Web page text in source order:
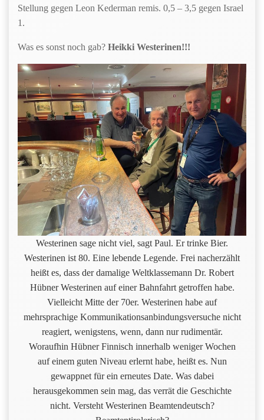
Stellung gegen Leon Kederman remis. 0,5 – 3,5 gegen Israel
1.
Was es sonst noch gab? Heikki Westerinen!!!
Westerinen sage nicht viel, sagt Paul. Er trinke Bier.
Westerinen ist 80. Eine lebende Legende. Frei nacherzählt
heißt es, dass der damalige Weltklassemann Dr. Robert
Hübner Westerinen auf einer Bahnfahrt getroffen habe.
Vielleicht Mitte der 70er. Westerinen habe auf
mehrsprachige Kommunikationsanbindungsversuche nicht
reagiert, wenigstens, wenn, dann nur rudimentär.
Woraufhin Hübner Finnisch innerhalb weniger Wochen
auf einem guten Niveau erlernt habe, heißt es. Nun
gewappnet für ein erneutes Date. Was dabei
herausgekommen sein mag, das verrät die Geschichte
nicht. Versteht Westerinen Beamtendeutsch?